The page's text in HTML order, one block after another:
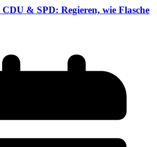
& SPD: Regieren, wie Flasche